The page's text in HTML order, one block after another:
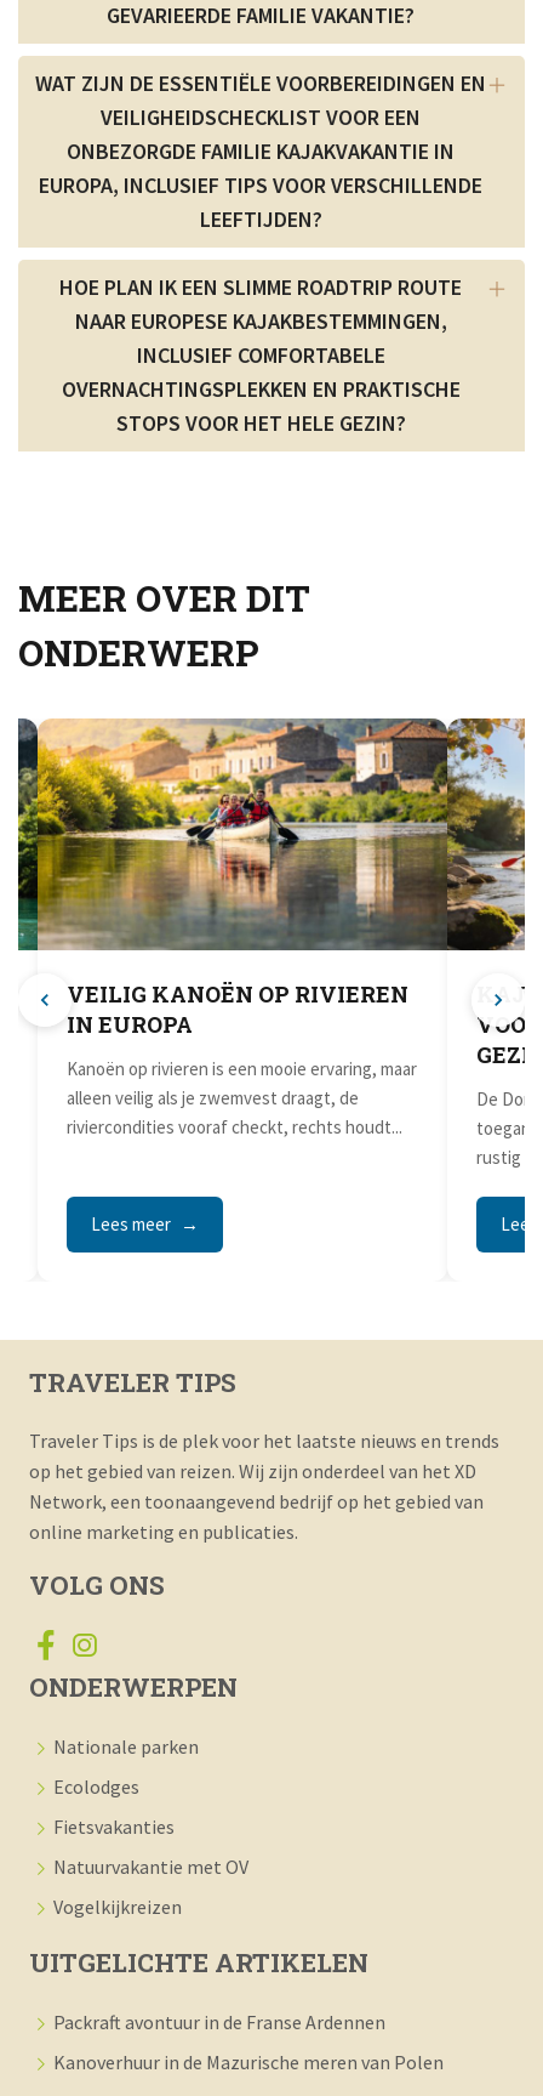
GEVARIEERDE FAMILIE VAKANTIE?
WAT ZIJN DE ESSENTIËLE VOORBEREIDINGEN EN
VEILIGHEIDSCHECKLIST VOOR EEN
ONBEZORGDE FAMILIE KAJAKVAKANTIE IN
EUROPA, INCLUSIEF TIPS VOOR VERSCHILLENDE
LEEFTIJDEN?
HOE PLAN IK EEN SLIMME ROADTRIP ROUTE
NAAR EUROPESE KAJAKBESTEMMINGEN,
INCLUSIEF COMFORTABELE
OVERNACHTINGSPLEKKEN EN PRAKTISCHE
STOPS VOOR HET HELE GEZIN?
MEER OVER DIT
ONDERWERP
VEILIG KANOËN OP RIVIEREN
IN EUROPA
Kanoën op rivieren is een mooie ervaring, maar
alleen veilig als je zwemvest draagt, de
riviercondities vooraf checkt, rechts houdt...
Lees meer
De
rustig
Lees
TRAVELER TIPS
Traveler Tips is de plek voor het laatste nieuws en trends
op het gebied van reizen. Wij zijn onderdeel van het XD
Network, een toonaangevend bedrijf op het gebied van
online marketing en publicaties.
VOLG ONS
ONDERWERPEN
Nationale parken
Ecolodges
Fietsvakanties
Natuurvakantie met OV
Vogelkijkreizen
UITGELICHTE ARTIKELEN
Packraft avontuur in de Franse Ardennen
Kanoverhuur in de Mazurische meren van Polen